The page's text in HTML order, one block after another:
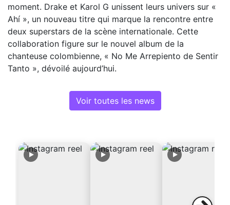
moment. Drake et Karol G unissent leurs univers sur «
Ahí », un nouveau titre qui marque la rencontre entre
deux superstars de la scène internationale. Cette
collaboration figure sur le nouvel album de la
chanteuse colombienne, « No Me Arrepiento de Sentir
Tanto », dévoilé aujourd’hui.
Voir toutes les news